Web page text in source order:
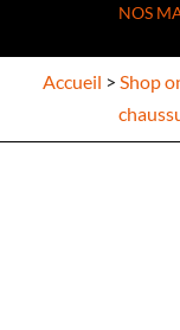
NOS
Accueil > Shop